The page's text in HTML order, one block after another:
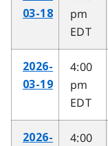
03-18
pm
EDT
2026-
03-19
4:00
pm
EDT
2026-
4:00